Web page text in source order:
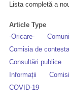
Lista completă a
Article Type
-Oricare-
Comisia de
Consultări publice
Informații
COVID-19